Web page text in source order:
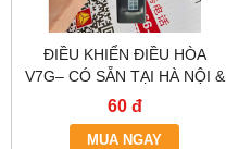
ĐIỀU KHIỂN ĐIỀU HÒA
V7G– CÓ SẴN TẠI HÀ NỘI &
TP.HCM
60 đ
MUA NGAY